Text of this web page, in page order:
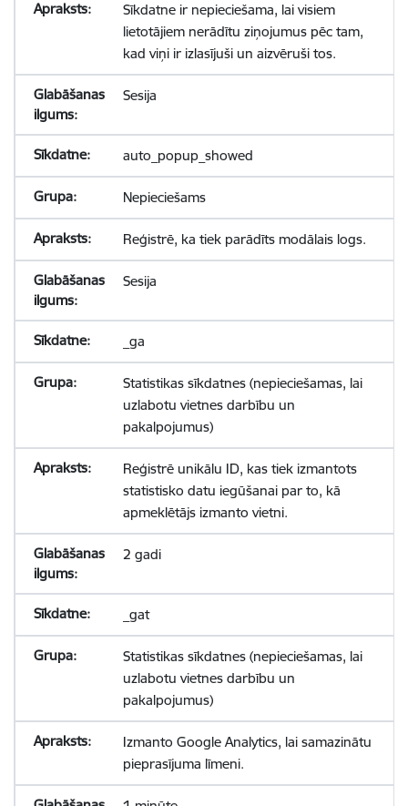
Sīkdatne ir nepieciešama, lai visiem
lietotājiem nerādītu ziņojumus pēc tam,
kad viņi ir izlasījuši un aizvēruši tos.
Sesija
auto_popup_showed
Nepieciešams
Reģistrē, ka tiek parādīts modālais logs.
Sesija
_ga
Statistikas sīkdatnes (nepieciešamas, lai
uzlabotu vietnes darbību un
pakalpojumus)
Reģistrē unikālu ID, kas tiek izmantots
statistisko datu iegūšanai par to, kā
apmeklētājs izmanto vietni.
2 gadi
_gat
Statistikas sīkdatnes (nepieciešamas, lai
uzlabotu vietnes darbību un
pakalpojumus)
Izmanto Google Analytics, lai samazinātu
pieprasījuma līmeni.